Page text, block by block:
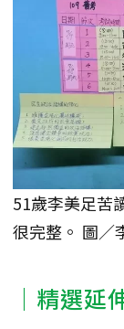
51歲李美足苦
很完整。 圖／
｜精選